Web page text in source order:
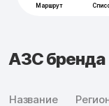
АЗС бренда
Название